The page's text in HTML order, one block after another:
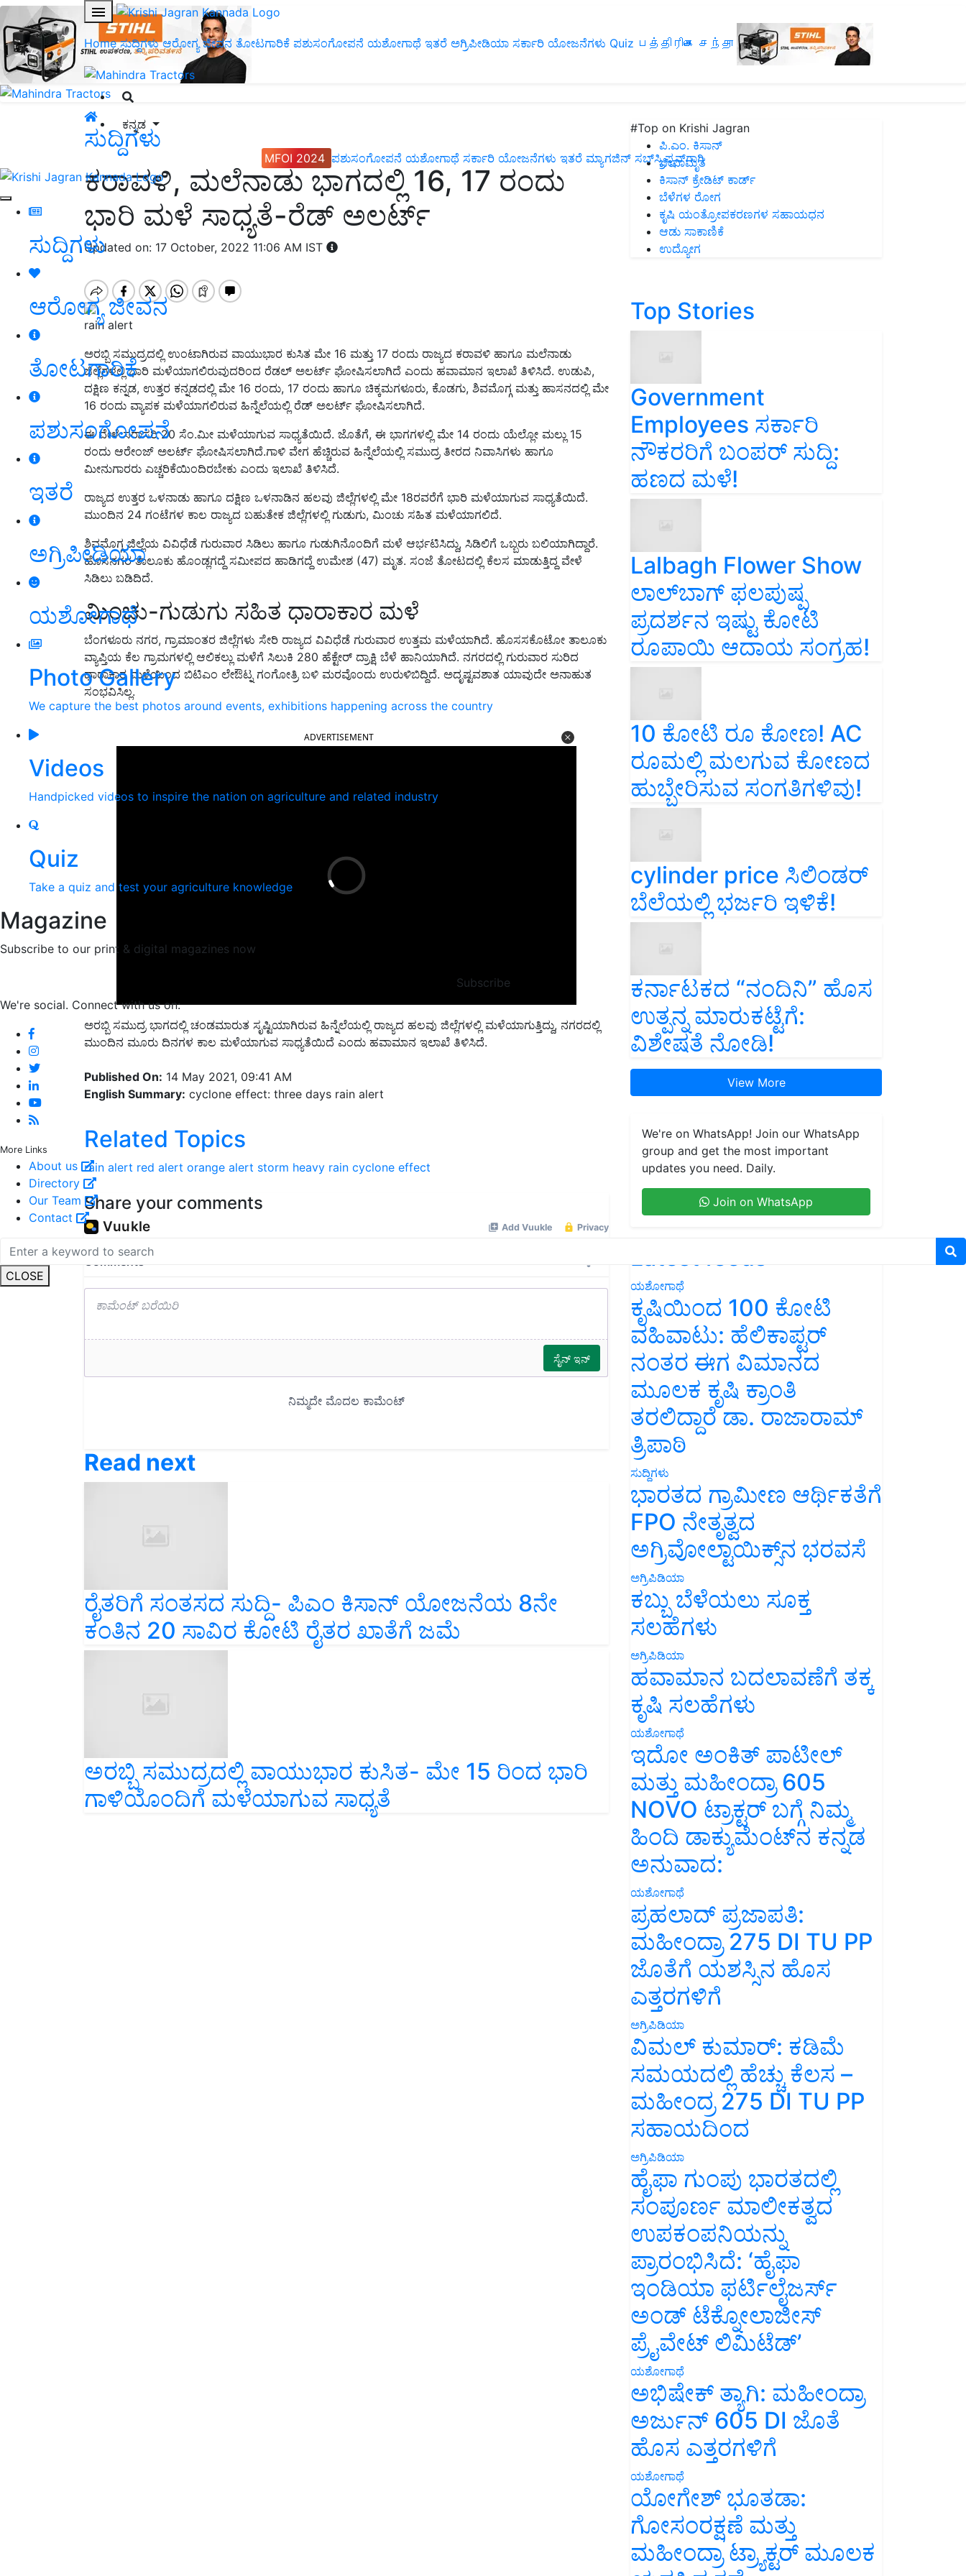
Home ಸುದ್ದಿಗಳು ಆರೋಗ್ಯ ಜೀವನ ತೋಟಗಾರಿಕೆ ಪಶುಸಂಗೋಪನೆ ಯಶೋಗಾಥೆ ಇತರೆ ಅಗ್ರಿಪೀಡಿಯಾ ಸರ್ಕಾರಿ ಯೋಜನೆಗಳು Quiz பத்திரிகை சந்தா
ಕನ್ನಡ
MFOI 2024 ಪಶುಸಂಗೋಪನೆ ಯಶೋಗಾಥೆ ಸರ್ಕಾರಿ ಯೋಜನೆಗಳು ಇತರೆ ಮ್ಯಾಗಜಿನ್‌ ಸಬ್‌ಸ್ಕ್ರಿಪ್ಷನ್‌ಗಾಗಿ
ಸುದ್ದಿಗಳು
ಆರೋಗ್ಯ ಜೀವನ
ತೋಟಗಾರಿಕೆ
ಪಶುಸಂಗೋಪನೆ
ಇತರೆ
ಅಗ್ರಿಪೀಡಿಯಾ
ಯಶೋಗಾಥೆ
Photo Gallery
We capture the best photos around events, exhibitions happening across the country
Videos
Handpicked videos to inspire the nation on agriculture and related industry
Quiz
Take a quiz and test your agriculture knowledge
Magazine
Subscribe to our print & digital magazines now
Subscribe
We're social. Connect with us on:
More Links
About us
Directory
Our Team
Contact
CLOSE
ಸುದ್ದಿಗಳು
ಕರಾವಳಿ, ಮಲೆನಾಡು ಭಾಗದಲ್ಲಿ 16, 17 ರಂದು
ಭಾರಿ ಮಳೆ ಸಾಧ್ಯತೆ-ರೆಡ್ ಅಲರ್ಟ್
Updated on: 17 October, 2022 11:06 AM IST
rain alert
ಅರಬ್ಬಿ ಸಮುದ್ರದಲ್ಲಿ ಉಂಟಾಗಿರುವ ವಾಯುಭಾರ ಕುಸಿತ ಮೇ 16 ಮತ್ತು 17 ರಂದು ರಾಜ್ಯದ ಕರಾವಳಿ ಹಾಗೂ ಮಲೆನಾಡು
ಜಿಲ್ಲೆಗಳಲ್ಲಿ ಭಾರಿ ಮಳೆಯಾಗಲಿರುವುದರಿಂದ ರೆಡಲ್ ಅಲರ್ಟ್ ಘೋಷಿಸಲಾಗಿದೆ ಎಂದು ಹವಾಮಾನ ಇಲಾಖೆ ತಿಳಿಸಿದೆ. ಉಡುಪಿ,
ದಕ್ಷಿಣ ಕನ್ನಡ, ಉತ್ತರ ಕನ್ನಡದಲ್ಲಿ ಮೇ 16 ರಂದು, 17 ರಂದು ಹಾಗೂ ಚಿಕ್ಕಮಗಳೂರು, ಕೊಡಗು, ಶಿವಮೊಗ್ಗ ಮತ್ತು ಹಾಸನದಲ್ಲಿ ಮೇ
16 ರಂದು ವ್ಯಾಪಕ ಮಳೆಯಾಗಲಿರುವ ಹಿನ್ನೆಲೆಯಲ್ಲಿ ರೆಡ್ ಅಲರ್ಟ್ ಘೋಷಿಸಲಾಗಿದೆ.
ಈ ವೇಳೆ ಸರಾಸರಿ 20 ಸೆಂ.ಮೀ ಮಳೆಯಾಗುವ ಸಾಧ್ಯತೆಯಿದೆ. ಜೊತೆಗೆ, ಈ ಭಾಗಗಳಲ್ಲಿ ಮೇ 14 ರಂದು ಯೆಲ್ಲೋ ಮಲ್ಲು 15
ರಂದು ಆರೇಂಜ್ ಅಲರ್ಟ್ ಘೋಷಿಸಲಾಗಿದೆ.ಗಾಳಿ ವೇಗ ಹೆಚ್ಚಿರುವ ಹಿನ್ನೆಲೆಯಲ್ಲಿ ಸಮುದ್ರ ತೀರದ ನಿವಾಸಿಗಳು ಹಾಗೂ
ಮೀನುಗಾರರು ಎಚ್ಚರಿಕೆಯಿಂದಿರಬೇಕು ಎಂದು ಇಲಾಖೆ ತಿಳಿಸಿದೆ.
ರಾಜ್ಯದ ಉತ್ತರ ಒಳನಾಡು ಹಾಗೂ ದಕ್ಷಿಣ ಒಳನಾಡಿನ ಹಲವು ಜಿಲ್ಲೆಗಳಲ್ಲಿ ಮೇ 18ರವರೆಗೆ ಭಾರಿ ಮಳೆಯಾಗುವ ಸಾಧ್ಯತೆಯಿದೆ.
ಮುಂದಿನ 24 ಗಂಟೆಗಳ ಕಾಲ ರಾಜ್ಯದ ಬಹುತೇಕ ಜಿಲ್ಲೆಗಳಲ್ಲಿ ಗುಡುಗು, ಮಿಂಚು ಸಹಿತ ಮಳೆಯಾಗಲಿದೆ.
ಶಿವಮೊಗ್ಗ ಜಿಲ್ಲೆಯ ವಿವಿಧೆಡೆ ಗುರುವಾರ ಸಿಡಿಲು ಹಾಗೂ ಗುಡುಗಿನೊಂದಿಗೆ ಮಳೆ ಆರ್ಭಟಿಸಿದ್ದು, ಸಿಡಿಲಿಗೆ ಒಬ್ಬರು ಬಲಿಯಾಗಿದ್ದಾರೆ.
ಹೊಸನಗರ ತಾಲೂಕು ಹೊಂಡ್ಲಗದ್ದೆ ಸಮೀಪದ ಹಾಡಿಗದ್ದೆ ಉಮೇಶ (47) ಮೃತ. ಸಂಜೆ ತೋಟದಲ್ಲಿ ಕೆಲಸ ಮಾಡುತ್ತಿದ್ದ ವೇಳೆ
ಸಿಡಿಲು ಬಡಿದಿದೆ.
ಮಿಂಚು-ಗುಡುಗು ಸಹಿತ ಧಾರಾಕಾರ ಮಳೆ
ಬೆಂಗಳೂರು ನಗರ, ಗ್ರಾಮಾಂತರ ಜಿಲ್ಲೆಗಳು ಸೇರಿ ರಾಜ್ಯದ ವಿವಿಧೆಡೆ ಗುರುವಾರ ಉತ್ತಮ ಮಳೆಯಾಗಿದೆ. ಹೊಸಸಕೊಟೋ ತಾಲೂಕು
ವ್ಯಾಪ್ತಿಯ ಕೆಲ ಗ್ರಾಮಗಳಲ್ಲಿ ಆಲಿಕಲ್ಲು ಮಳೆಗೆ ಸಿಲುಕಿ 280 ಹೆಕ್ಟೇರ್ ದ್ರಾಕ್ಷಿ ಬೆಳೆ ಹಾನಿಯಾಗಿದೆ. ನಗರದಲ್ಲಿ ಗುರುವಾರ ಸುರಿದ
ಧಾರಾಕಾರ ಮಳೆಯಿಂದ ಬಿಟಿಎಂ ಲೇಔಟ್ನ ಗಂಗೋತ್ರಿ ಬಳಿ ಮರವೊಂದು ಉರುಳಿಬಿದ್ದಿದೆ. ಅದೃಷ್ಟವಶಾತ ಯಾವುದೇ ಅನಾಹುತ
ಸಂಭವಿಸಿಲ್ಲ.
ಅರಬ್ಬಿ ಸಮುದ್ರ ಭಾಗದಲ್ಲಿ ಚಂಡಮಾರುತ ಸೃಷ್ಟಿಯಾಗಿರುವ ಹಿನ್ನೆಲೆಯಲ್ಲಿ ರಾಜ್ಯದ ಹಲವು ಜಿಲ್ಲೆಗಳಲ್ಲಿ ಮಳೆಯಾಗುತ್ತಿದ್ದು, ನಗರದಲ್ಲಿ
ಮುಂದಿನ ಮೂರು ದಿನಗಳ ಕಾಲ ಮಳೆಯಾಗುವ ಸಾಧ್ಯತೆಯಿದೆ ಎಂದು ಹವಾಮಾನ ಇಲಾಖೆ ತಿಳಿಸಿದೆ.
English Summary:cyclone effect: three days rain alert
rain alert red alert orange alert
Share your comments
ರೈತರಿಗೆ ಸಂತಸದ ಸುದ್ದಿ- ಪಿಎಂ ಕಿಸಾನ್ ಯೋಜನೆಯ 8ನೇ
ಕಂತಿನ 20 ಸಾವಿರ ಕೋಟಿ ರೈತರ ಖಾತೆಗೆ ಜಮೆ
ಅರಬ್ಬಿ ಸಮುದ್ರದಲ್ಲಿ ವಾಯುಭಾರ ಕುಸಿತ- ಮೇ 15 ರಿಂದ ಭಾರಿ
ಗಾಳಿಯೊಂದಿಗೆ ಮಳೆಯಾಗುವ ಸಾಧ್ಯತೆ
#Top on Krishi Jagran
ಪಿ.ಎಂ. ಕಿಸಾನ್
ಜೀವಾಮೃತ
ಕಿಸಾನ್ ಕ್ರೇಡಿಟ್ ಕಾರ್ಡ್
ಬೆಳೆಗಳ ರೋಗ
ಕೃಷಿ ಯಂತ್ರೋಪಕರಣಗಳ ಸಹಾಯಧನ
ಆಡು ಸಾಕಾಣಿಕೆ
ಉದ್ಯೋಗ
Top Stories
Government
Employees ಸರ್ಕಾರಿ
ನೌಕರರಿಗೆ ಬಂಪರ್‌ ಸುದ್ದಿ:
ಹಣದ ಮಳೆ!
Lalbagh Flower Show
ಲಾಲ್‌ಬಾಗ್ ಫಲಪುಷ್ಪ
ಪ್ರದರ್ಶನ ಇಷ್ಟು ಕೋಟಿ
ರೂಪಾಯಿ ಆದಾಯ ಸಂಗ್ರಹ!
10 ಕೋಟಿ ರೂ ಕೋಣ! AC
ರೂಮಲ್ಲಿ ಮಲಗುವ ಕೋಣದ
ಹುಬ್ಬೇರಿಸುವ ಸಂಗತಿಗಳಿವು!
cylinder price ಸಿಲಿಂಡರ್‌
ಬೆಲೆಯಲ್ಲಿ ಭರ್ಜರಿ ಇಳಿಕೆ!
ಕರ್ನಾಟಕದ “ನಂದಿನಿ” ಹೊಸ
ಉತ್ಪನ್ನ ಮಾರುಕಟ್ಟೆಗೆ:
ವಿಶೇಷತೆ ನೋಡಿ!
View More
We're on WhatsApp! Join our WhatsApp
group and get the most important
updates you need. Daily.
Join on WhatsApp
Latest feeds
ಯಶೋಗಾಥೆ
ಕೃಷಿಯಿಂದ 100 ಕೋಟಿ
ವಹಿವಾಟು: ಹೆಲಿಕಾಪ್ಟರ್
ನಂತರ ಈಗ ವಿಮಾನದ
ಮೂಲಕ ಕೃಷಿ ಕ್ರಾಂತಿ
ತರಲಿದ್ದಾರೆ ಡಾ. ರಾಜಾರಾಮ್
ತ್ರಿಪಾಠಿ
ಸುದ್ದಿಗಳು
ಭಾರತದ ಗ್ರಾಮೀಣ ಆರ್ಥಿಕತೆಗೆ
FPO ನೇತೃತ್ವದ
ಅಗ್ರಿವೋಲ್ಟಾಯಿಕ್ಸ್‌ನ ಭರವಸೆ
ಅಗ್ರಿಪಿಡಿಯಾ
ಕಬ್ಬು ಬೆಳೆಯಲು ಸೂಕ್ತ
ಸಲಹೆಗಳು
ಅಗ್ರಿಪಿಡಿಯಾ
ಹವಾಮಾನ ಬದಲಾವಣೆಗೆ ತಕ್ಕ
ಕೃಷಿ ಸಲಹೆಗಳು
ಯಶೋಗಾಥೆ
ಇದೋ ಅಂಕಿತ್ ಪಾಟೀಲ್
ಮತ್ತು ಮಹೀಂದ್ರಾ 605
NOVO ಟ್ರಾಕ್ಟರ್ ಬಗ್ಗೆ ನಿಮ್ಮ
ಹಿಂದಿ ಡಾಕ್ಯುಮೆಂಟ್‌ನ ಕನ್ನಡ
ಅನುವಾದ:
ಯಶೋಗಾಥೆ
ಪ್ರಹಲಾದ್ ಪ್ರಜಾಪತಿ:
ಮಹೀಂದ್ರಾ 275 DI TU PP
ಜೊತೆಗೆ ಯಶಸ್ಸಿನ ಹೊಸ
ಎತ್ತರಗಳಿಗೆ
ಅಗ್ರಿಪಿಡಿಯಾ
ವಿಮಲ್ ಕುಮಾರ್: ಕಡಿಮೆ
ಸಮಯದಲ್ಲಿ ಹೆಚ್ಚು ಕೆಲಸ –
ಮಹೀಂದ್ರ 275 DI TU PP
ಸಹಾಯದಿಂದ
ಅಗ್ರಿಪಿಡಿಯಾ
ಹೈಫಾ ಗುಂಪು ಭಾರತದಲ್ಲಿ
ಸಂಪೂರ್ಣ ಮಾಲೀಕತ್ವದ
ಉಪಕಂಪನಿಯನ್ನು
ಪ್ರಾರಂಭಿಸಿದೆ: ‘ಹೈಫಾ
ಇಂಡಿಯಾ ಫರ್ಟಿಲೈಜರ್ಸ್
ಅಂಡ್ ಟೆಕ್ನೋಲಾಜೀಸ್
ಪ್ರೈವೇಟ್ ಲಿಮಿಟೆಡ್’
ಯಶೋಗಾಥೆ
ಅಭಿಷೇಕ್ ತ್ಯಾಗಿ: ಮಹೀಂದ್ರಾ
ಅರ್ಜುನ್ 605 DI ಜೊತೆ
ಹೊಸ ಎತ್ತರಗಳಿಗೆ
ಯಶೋಗಾಥೆ
ಯೋಗೇಶ್ ಭೂತಡಾ:
ಗೋಸಂರಕ್ಷಣೆ ಮತ್ತು
ಮಹೀಂದ್ರಾ ಟ್ರ್ಯಾಕ್ಟರ್ ಮೂಲಕ